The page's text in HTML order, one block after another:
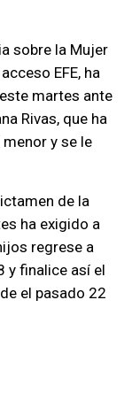
sobre la Mujer
EFE, ha
martes ante
Rivas, que ha
y se le
de la
ha exigido a
regrese a
y finalice así el
el pasado 22